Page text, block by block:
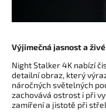
Výjimečná jasnost a
Night Stalker 4K nabízí
detailní obraz, který
náročných světelných
zachovává ostrost i při
zamíření a jistotě při